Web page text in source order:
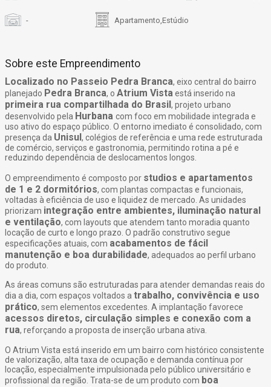
- Apartamento,Estúdio
Sobre este Empreendimento
Localizado no Passeio Pedra Branca, eixo central do bairro
planejado Pedra Branca, o Atrium Vistaestá inserido na
primeira rua compartilhada do Brasil , projeto urbano
desenvolvido pela Hurbana com foco em mobilidade integrada e
uso ativo do espaço público. O entorno imediato é consolidado, com
presença da Unisul , colégios de referência e uma rede estruturada
de comércio, serviços e gastronomia, permitindo rotina a pé e
reduzindo dependência de deslocamentos longos.
O empreendimento é composto por studios e apartamentos
de 1 e 2 dormitórios, com plantas compactas e funcionais,
voltadas à eficiência de uso e liquidez de mercado. As unidades
priorizam integração entre ambientes, iluminação natural
e ventilação, com layouts que atendem tanto moradia quanto
locação de curto e longo prazo. O padrão construtivo segue
especificações atuais, com acabamentos de fácil
manutenção e boa durabilidade, adequados ao perfil urbano
do produto.
As áreas comuns são estruturadas para atender demandas reais do
dia a dia, com espaços voltados atrabalho, convivência e uso
prático, sem elementos excedentes. A implantação favorece
acessos diretos, circulação simples e conexão com a
rua, reforçando a proposta de inserção urbana ativa.
O Atrium Vista está inserido em um bairro com histórico consistente
de valorização, alta taxa de ocupação e demanda contínua por
locação, especialmente impulsionada pelo público universitário e
profissional da região. Trata-se de um produto com boa